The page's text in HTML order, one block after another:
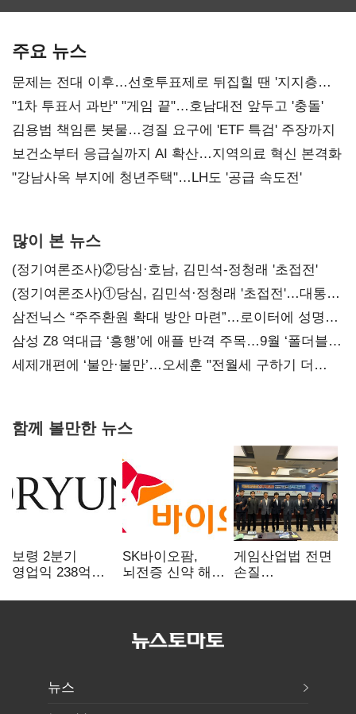
주요 뉴스
문제는 전대 이후…선호투표제로 뒤집힐 땐 '지지층
불복'
"1차 투표서 과반" "게임 끝"…호남대전 앞두고 '충돌'
김용범 책임론 봇물…경질 요구에 'ETF 특검' 주장까지
보건소부터 응급실까지 AI 확산…지역의료 혁신 본격화
"강남사옥 부지에 청년주택"…LH도 '공급 속도전'
많이 본 뉴스
(정기여론조사)②당심·호남, 김민석-정청래 '초접전'
(정기여론조사)①당심, 김민석·정청래 '초접전'…대통령
지지도 '50% 아래로'(종합)
삼전닉스 “주주환원 확대 방안 마련”…로이터에 성명
보내
삼성 Z8 역대급 ‘흥행’에 애플 반격 주목…9월 ‘폴더블
대전’
세제개편에 ‘불안·불만’…오세훈 "전월세 구하기 더
함께 볼만한 뉴스
보령 2분기
영업익 238억…
SK바이오팜,
뇌전증 신약 해외
차세대 신약 개발
게임산업법 전면
손질
규제 걷고
뉴스